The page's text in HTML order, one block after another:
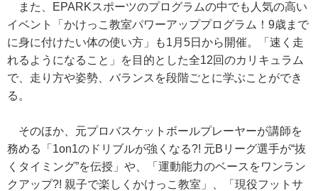
また、EPARKスポーツのプログラムの中でも人気の高い
イベント「かけっこ教室パワーアッププログラム！9歳まで
に身に付けたい体の使い方」も1月5日から開催。「速く走
れるようになること」を目的とした全12回のカリキュラム
で、走り方や姿勢、バランスを段階ごとに学ぶことができ
る。
そのほか、元プロバスケットボールプレーヤーが講師を
務める「1on1のドリブルが強くなる?! 元Bリーグ選手が“抜
くタイミング”を伝授」や、「運動能力のベースをワンラン
クアップ?! 親子で楽しくかけっこ教室」、「現役フットサ